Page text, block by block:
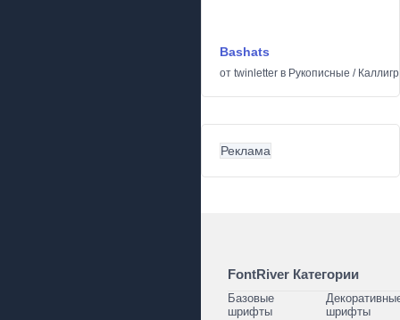
Bashats
от twinletter в Рукописные /
Реклама
FontRiver Категории
Базовые
шрифты
шрифты